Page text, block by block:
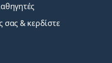
σας & κερδίστε